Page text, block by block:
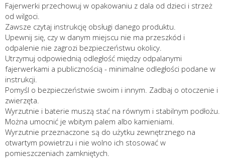
Fajerwerki przechowuj w opakowaniu z dala od dzieci i strzeż
od wilgoci.
Zawsze czytaj instrukcję obsługi danego produktu.
Upewnij się, czy w danym miejscu nie ma przeszkód i
odpalenie nie zagrozi bezpieczeństwu okolicy.
Utrzymuj odpowiednią odległość między odpalanymi
fajerwerkami a publicznością - minimalne odległości podane w
instrukcji.
Pomyśl o bezpieczeństwie swoim i innym. Zadbaj o otoczenie i
zwierzęta.
Wyrzutnie i baterie muszą stać na równym i stabilnym podłożu.
Można umocnić je wbitym palem albo kamieniami.
Wyrzutnie przeznaczone są do użytku zewnętrznego na
otwartym powietrzu i nie wolno ich stosować w
pomieszczeniach zamkniętych.